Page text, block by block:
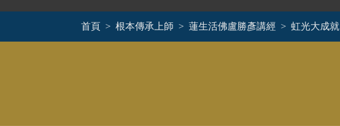
首頁 根本傳承上師 蓮生活佛盧勝彥講經 虹光大成就